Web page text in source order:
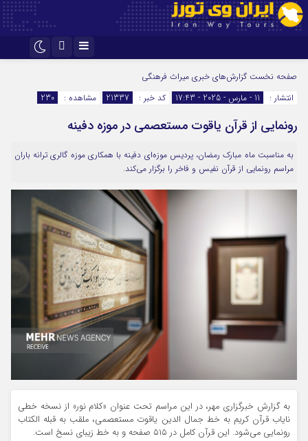
اینستاگرام
صفحه نخست گزارش‌های خبری میراث فرهنگی
انتشار :
11 - مارس - 2025 - 17:43 کد خبر : 21337 مشاهده : 230
رونمایی از قرآن یاقوت مستعصمی در موزه دفینه
به مناسبت ماه مبارک رمضان، پردیس موزه‌ای دفینه با همکاری موزه گالری ترانه باران
مراسم رونمایی از قرآن نفیس و فاخر را برگزار می‌کند.
به گزارش خبرگزاری مهر، در این مراسم تحت عنوان «کلام نور» از نسخه خطی
نایاب قرآن کریم به خط جمال الدین یاقوت مستعصمی، ملقب به قبله الکتاب
رونمایی می‌شود. این قرآن کامل در ۵۱۵ صفحه و به خط زیبای نسخ است.